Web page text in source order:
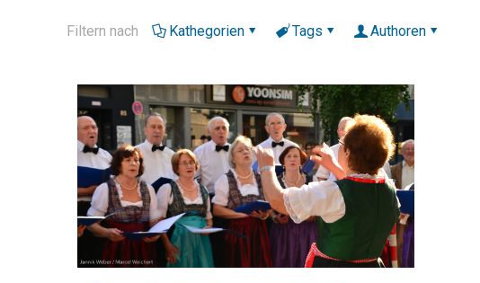
Filtern nach Kathegorien Tags Authoren